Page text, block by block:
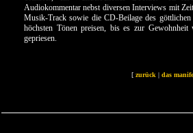
Audiokommentar nebst diversen Interviews mit
Musik-Track sowie die CD-Beilage des
höchsten Tönen preisen, bis es zur
gepriesen.
[ zurück | das